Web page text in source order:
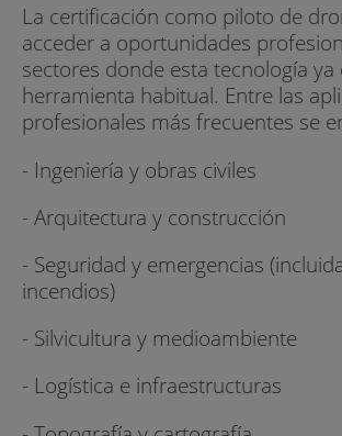
La certificación como piloto de
acceder a oportunidades
sectores donde esta tecnología ya
herramienta habitual. Entre las
profesionales más frecuentes se
- Ingeniería y obras civiles
- Arquitectura y construcción
- Seguridad y emergencias
incendios)
- Silvicultura y medioambiente
- Logística e infraestructuras